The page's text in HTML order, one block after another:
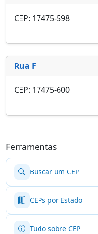
CEP: 17475-598
Rua F
CEP: 17475-600
Ferramentas
Buscar um CEP
CEPs por Estado
Tudo sobre CEP